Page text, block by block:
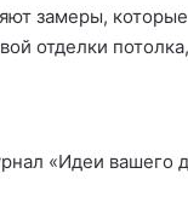
замеры,
отделки
«Идеи вашего